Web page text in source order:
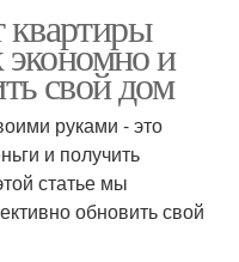
и
свой дом
руками - это
и получить
статье мы
обновить свой